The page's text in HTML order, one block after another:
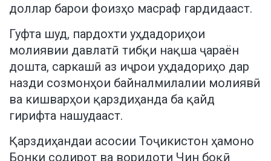
доллар барои фоизҳо масраф гардидааст.
Гуфта шуд, пардохти уҳдадориҳои
молиявии давлатӣ тибқи нақша ҷараён
дошта, саркашӣ аз иҷрои уҳдадориҳо дар
назди созмонҳои байналмилалии молиявӣ
ва кишварҳои қарздиҳанда ба қайд
гирифта нашудааст.
Қарздиҳандаи асосии Тоҷикистон ҳамоно
Бонки содирот ва воридоти Чин боқӣ